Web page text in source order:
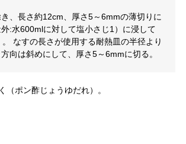
、長さ約12cm、厚さ5～6mmの薄切りに
:水600mlに対して塩小さじ1）に浸して
なすの長さが使用する耐熱皿の半径より
向は斜めにして、厚さ5～6mmに切る。
（ポン酢じょうゆだれ）。